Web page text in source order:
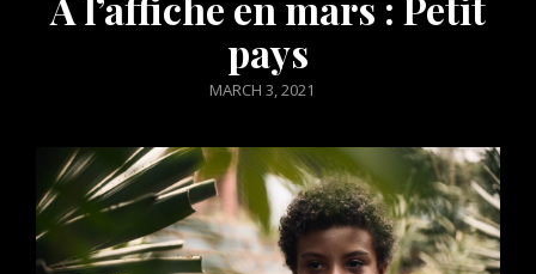
pays
POSTED
MARCH 3, 2021